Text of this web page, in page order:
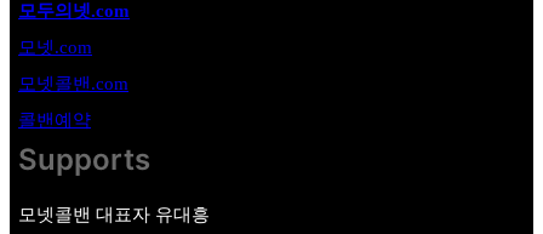
k
모두의넷.com
모넷.com
모넷콜밴.com
콜밴예약
Supports
모넷콜밴 대표자 유대흥